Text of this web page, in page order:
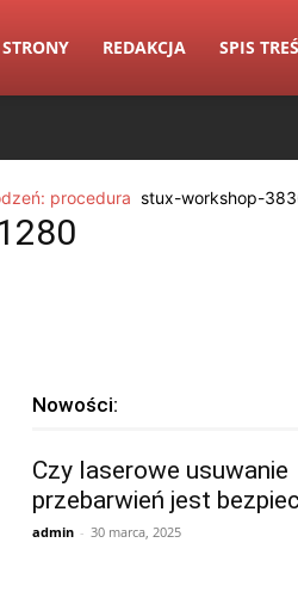
REDAKCJA SPIS
procedura stux-workshop-
Nowości:
Czy laserowe usuwanie
przebarwień jest
admin - 30 marca, 2025